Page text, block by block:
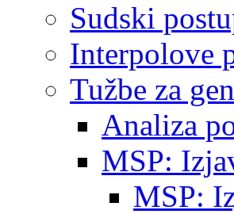
Sudski
Interpolove
Tužbe za
Analiza
MSP:
MSP: